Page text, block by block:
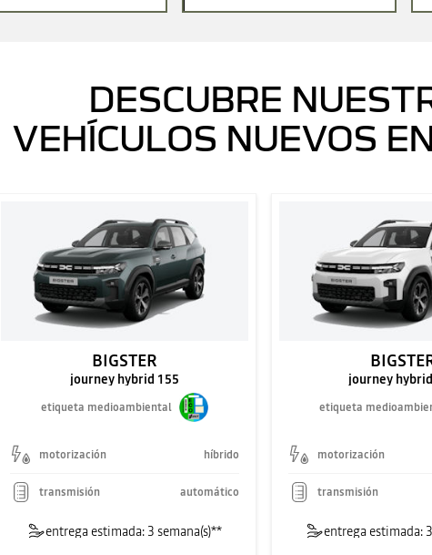
DESCUBRE
VEHÍCULOS NUEVOS
BIGSTER
journey hybrid 155
etiqueta medioambiental
motorización híbrido
transmisión automático
entrega estimada: 3 semana(s)**
journey
etiqueta
motorización
transmisión
entrega estimada: